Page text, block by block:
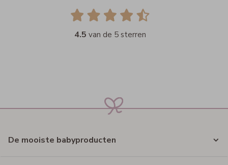
4.5 van de 5 sterren
De mooiste babyproducten